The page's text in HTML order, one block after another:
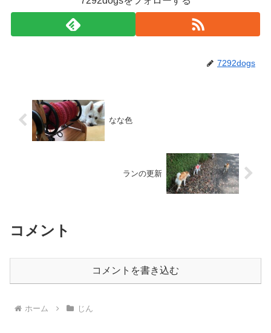
7292dogs
なな色
ランの更新
コメント
コメントを書き込む
ホーム じん